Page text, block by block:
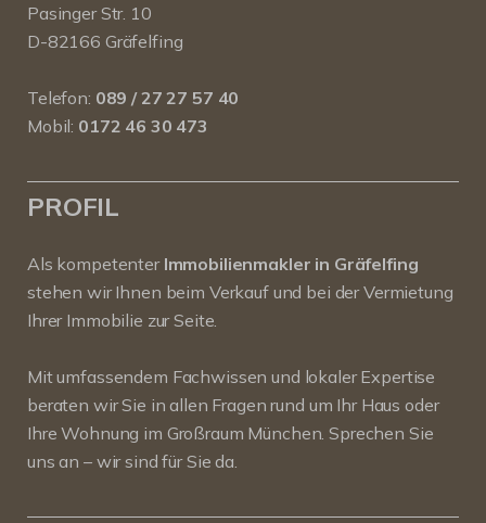
Pasinger Str. 10
D-82166 Gräfelfing
Telefon: 089 / 27 27 57 40
Mobil: 0172 46 30 473
PROFIL
Als kompetenter Immobilienmakler in Gräfelfing
stehen wir Ihnen beim Verkauf und bei der Vermietung
Ihrer Immobilie zur Seite.
Mit umfassendem Fachwissen und lokaler Expertise
beraten wir Sie in allen Fragen rund um Ihr Haus oder
Ihre Wohnung im Großraum München. Sprechen Sie
uns an – wir sind für Sie da.